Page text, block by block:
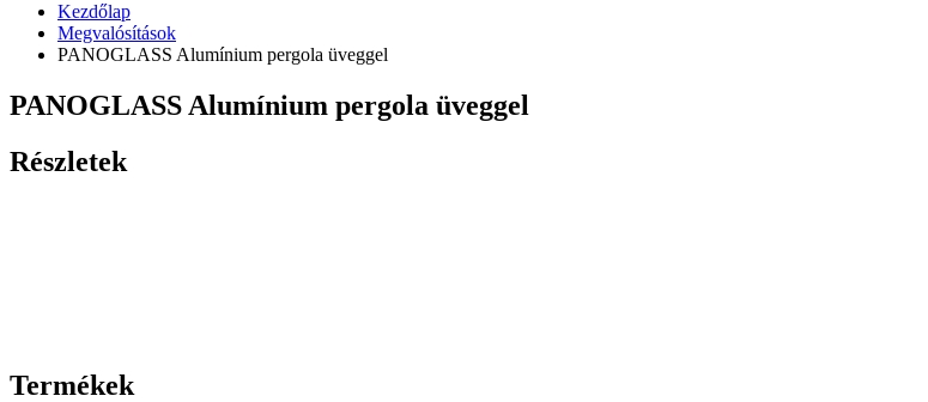
Kezdőlap
Megvalósítások
PANOGLASS Alumínium pergola üveggel
PANOGLASS Alumínium pergola üveggel
Részletek
Termékek